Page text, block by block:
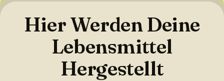
Hier Werden Deine
Lebensmittel
Hergestellt